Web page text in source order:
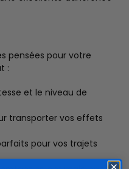
pensées pour votre
:
et le niveau de
transporter vos effets
pour vos trajets